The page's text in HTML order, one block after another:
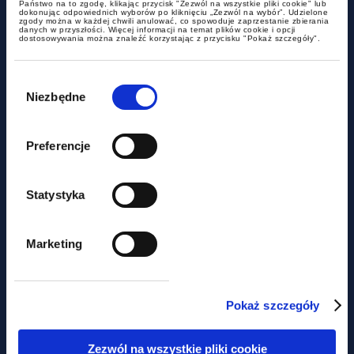
Państwo na to zgodę, klikając przycisk "Zezwól na wszystkie pliki cookie" lub
dokonując odpowiednich wyborów po kliknięciu „Zezwól na wybór”. Udzielone
zgody można w każdej chwili anulować, co spowoduje zaprzestanie zbierania
danych w przyszłości. Więcej informacji na temat plików cookie i opcji
dostosowywania można znaleźć korzystając z przycisku "Pokaż szczegóły".
zgody
Niezbędne
Preferencje
Statystyka
Marketing
Pokaż szczegóły
Zezwól na wszystkie pliki cookie
Proces nowelizacji prawa